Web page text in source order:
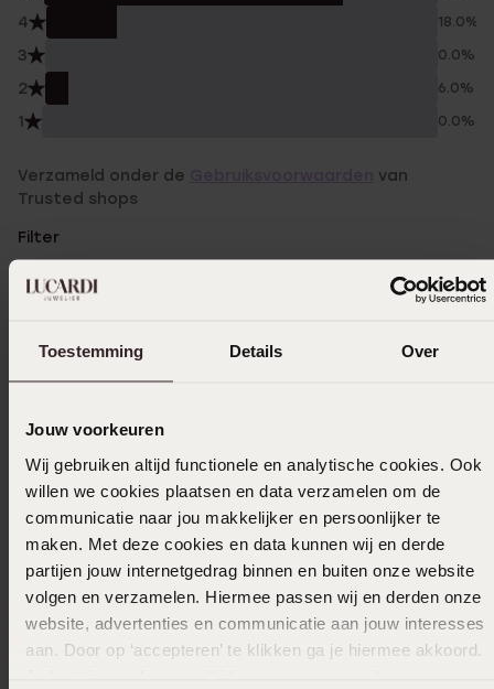
Toestemming Details Over
Jouw voorkeuren
Wij gebruiken altijd functionele en analytische cookies. Ook
willen we cookies plaatsen en data verzamelen om de
communicatie naar jou makkelijker en persoonlijker te
maken. Met deze cookies en data kunnen wij en derde
partijen jouw internetgedrag binnen en buiten onze website
volgen en verzamelen. Hiermee passen wij en derden onze
website, advertenties en communicatie aan jouw interesses
aan. Door op ‘accepteren’ te klikken ga je hiermee akkoord.
4 18.0%
3 0.0%
2 6.0%
1 0.0%
Verzameld onder de
van
Trusted shops
Filter
dichtmaken maar dat laten we gewoon
27-01-2026 - Didy S.
15-11-2025 - Lia G.